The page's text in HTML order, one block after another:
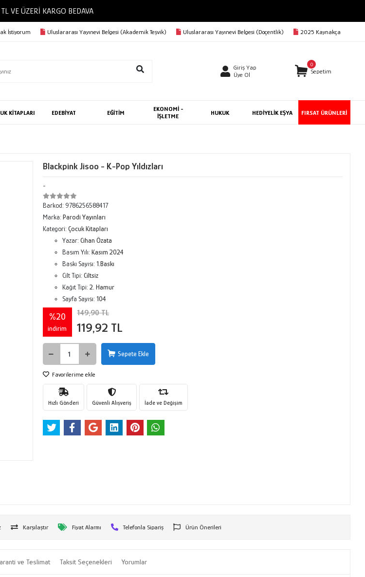
TL VE ÜZERİ KARGO BEDAVA
İstiyorum Uluslararası Yayınevi Belgesi (Akademik Teşvik) Uluslararası Yayınevi Belgesi (Doçentlik) 2025 Kaynakça
Giriş Yap
Üye Ol
0
Sepetim
KİTAPLARI EDEBİYAT EĞİTİM
EKONOMİ -
İŞLETME
HUKUK HEDİYELİK EŞYA FIRSAT ÜRÜNLERİ
Blackpink Jisoo - K-Pop Yıldızları
-
Barkod: 9786256588417
Marka: Parodi Yayınları
Kategori: Çocuk Kitapları
Yazar: Cihan Özata
Basım Yılı: Kasım 2024
Baskı Sayısı: 1.Baskı
Cilt Tipi: Ciltsiz
Kağıt Tipi: 2. Hamur
Sayfa Sayısı: 104
%20
indirim
149,90 TL
119,92 TL
Sepete Ekle
Favorilerime ekle
Hızlı Gönderi Güvenli Alışveriş İade ve Değişim
Karşılaştır Fiyat Alarmı Telefonla Sipariş Ürün Önerileri
ve Teslimat Taksit Seçenekleri Yorumlar